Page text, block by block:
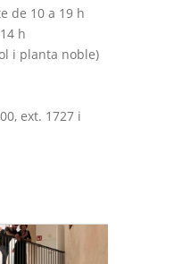
de 10 a 19 h
h
i planta noble)
ext. 1727 i